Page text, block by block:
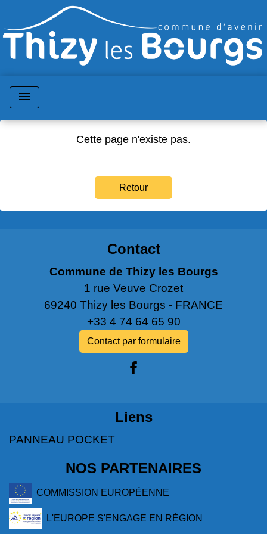
menu
Cette page n'existe pas.
Retour
Contact
Commune de Thizy les Bourgs
1 rue Veuve Crozet
69240 Thizy les Bourgs - FRANCE
+33 4 74 64 65 90
Contact par formulaire
Liens
PANNEAU POCKET
NOS PARTENAIRES
COMMISSION EUROPÉENNE
L'EUROPE S'ENGAGE EN RÉGION